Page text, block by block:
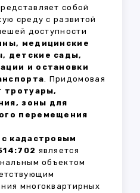
собой
среду с развитой
доступности
медицинские
детские сады,
и остановки
. Придомовая
тротуары,
зоны для
перемещения
кадастровым
является
объектом
многоквартирных